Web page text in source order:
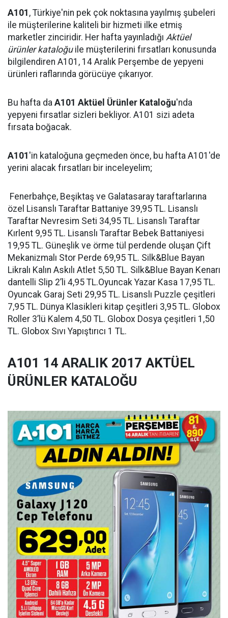
A101 , Türkiye'nin pek çok noktasına yayılmış şubeleri
ile müşterilerine kaliteli bir hizmeti ilke etmiş
marketler zinciridir. Her hafta yayınladığı Aktüel
ürünler kataloğuile müşterilerini fırsatları konusunda
bilgilendiren A101, 14 Aralık Perşembe de yepyeni
ürünleri raflarında görücüye çıkarıyor.
Bu hafta da A101 Aktüel Ürünler Kataloğu'nda
yepyeni fırsatlar sizleri bekliyor. A101 sizi adeta
fırsata boğacak.
A101 'in kataloğuna geçmeden önce, bu hafta A101'de
yerini alacak fırsatları bir inceleyelim;
Fenerbahçe, Beşiktaş ve Galatasaray taraftarlarına
özel Lisanslı Taraftar Battaniye 39,95 TL. Lisanslı
Taraftar Nevresim Seti 34,95 TL. Lisanslı Taraftar
Kırlent 9,95 TL. Lisanslı Taraftar Bebek Battaniyesi
19,95 TL. Güneşlik ve örme tül perdende oluşan Çift
Mekanizmalı Stor Perde 69,95 TL. Silk&Blue Bayan
Likralı Kalın Askılı Atlet 5,50 TL. Silk&Blue Bayan Kenarı
dantelli Slip 2’li 4,95 TL.Oyuncak Yazar Kasa 17,95 TL.
Oyuncak Garaj Seti 29,95 TL. Lisanslı Puzzle çeşitleri
7,95 TL. Dünya Klasikleri kitap çeşitleri 3,95 TL. Globox
Roller 3’lü Kalem 4,50 TL. Globox Dosya çeşitleri 1,50
TL. Globox Sıvı Yapıştırıcı 1 TL.
A101 14 ARALIK 2017 AKTÜEL
ÜRÜNLER KATALOĞU